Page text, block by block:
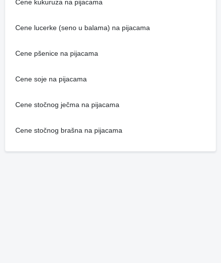
Cene kukuruza na pijacama
Cene lucerke (seno u balama) na pijacama
Cene pšenice na pijacama
Cene soje na pijacama
Cene stočnog ječma na pijacama
Cene stočnog brašna na pijacama